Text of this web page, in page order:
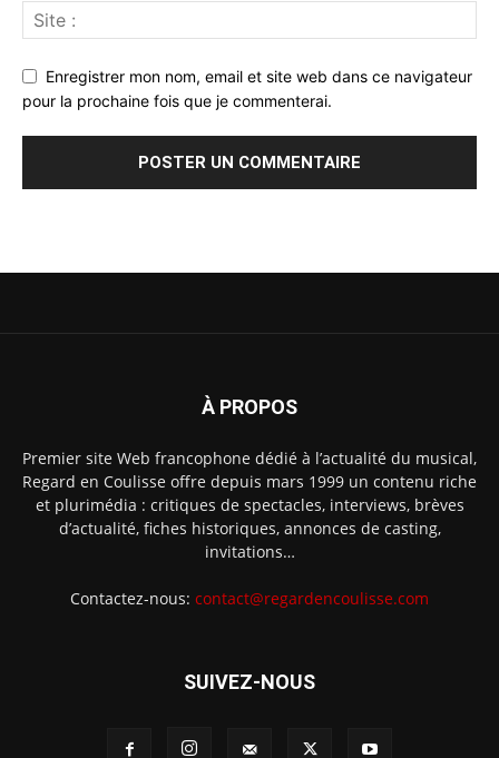
Enregistrer mon nom, email et site web dans ce navigateur
pour la prochaine fois que je commenterai.
À PROPOS
Premier site Web francophone dédié à l’actualité du musical,
Regard en Coulisse offre depuis mars 1999 un contenu riche
et plurimédia : critiques de spectacles, interviews, brèves
d’actualité, fiches historiques, annonces de casting,
invitations…
Contactez-nous: contact@regardencoulisse.com
SUIVEZ-NOUS